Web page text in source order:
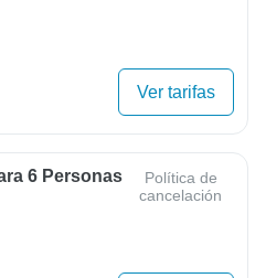
Ver tarifas
6 Personas
Política de
cancelación